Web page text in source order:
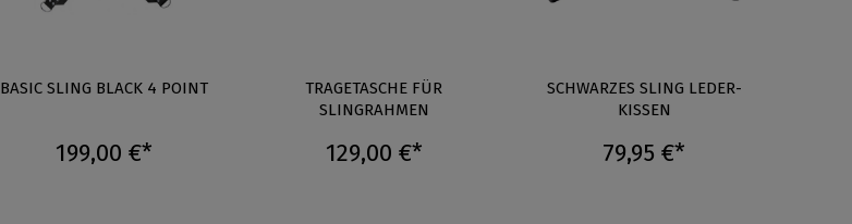
BASIC SLING BLACK 4 POINT
199,00 €*
TRAGETASCHE FÜR
SLINGRAHMEN
129,00 €*
SCHWARZES SLING LEDER-
KISSEN
79,95 €*